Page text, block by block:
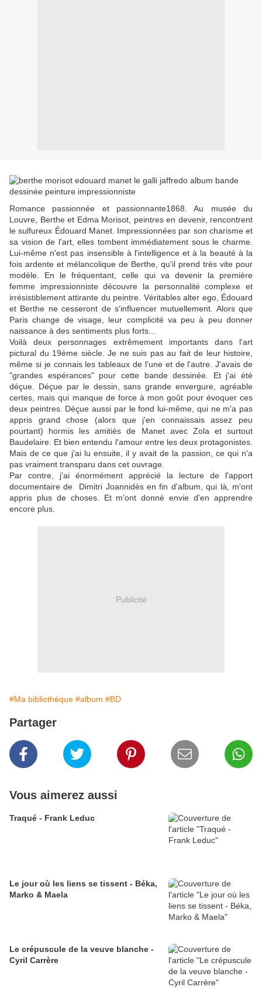
Romance passionnée et passionnante1868. Au musée du
Louvre, Berthe et Edma Morisot, peintres en devenir, rencontrent
le sulfureux Édouard Manet. Impressionnées par son charisme et
sa vision de l'art, elles tombent immédiatement sous le charme.
Lui-même n'est pas insensible à l'intelligence et à la beauté à la
fois ardente et mélancolique de Berthe, qu'il prend très vite pour
modèle. En le fréquentant, celle qui va devenir la première
femme impressionniste découvre la personnalité complexe et
irrésistiblement attirante du peintre. Véritables alter ego, Édouard
et Berthe ne cesseront de s'influencer mutuellement. Alors que
Paris change de visage, leur complicité va peu à peu donner
naissance à des sentiments plus forts...
Voilà deux personnages extrêmement importants dans l'art
pictural du 19ème siècle. Je ne suis pas au fait de leur histoire,
même si je connais les tableaux de l'une et de l'autre. J'avais de
"grandes espérances" pour cette bande dessinée. Et j'ai été
déçue. Déçue par le dessin, sans grande envergure, agréable
certes, mais qui manque de force à mon goût pour évoquer ces
deux peintres. Déçue aussi par le fond lui-même, qui ne m'a pas
appris grand chose (alors que j'en connaissais assez peu
pourtant) hormis les amitiés de Manet avec Zola et surtout
Baudelaire. Et bien entendu l'amour entre les deux protagonistes.
Mais de ce que j'ai lu ensuite, il y avait de la passion, ce qui n'a
pas vraiment transparu dans cet ouvrage.
Par contre, j'ai énormément apprécié la lecture de l'apport
documentaire de Dimitri Joannidès en fin d'album, qui là, m'ont
appris plus de choses. Et m'ont donné envie d'en apprendre
encore plus.
Publicité
#Ma bibliothèque #album #BD
Partager
Vous aimerez aussi
Traqué - Frank Leduc
Le jour où les liens se tissent - Béka,
Marko & Maela
Le crépuscule de la veuve blanche -
Cyril Carrère